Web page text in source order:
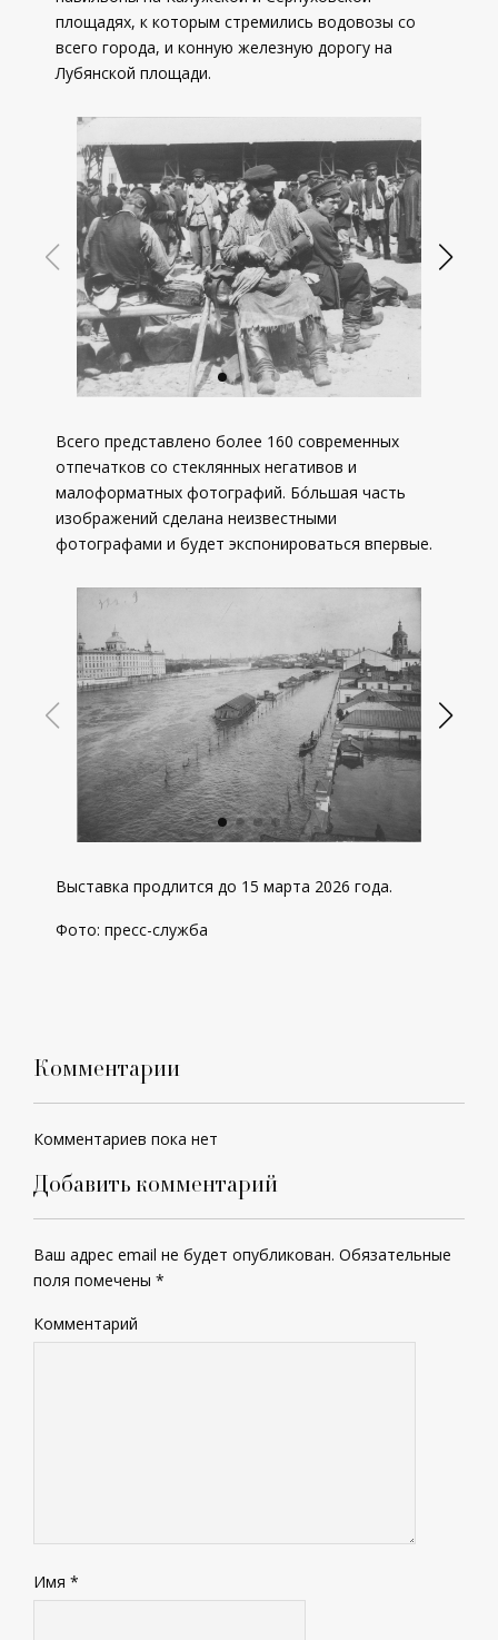
площадях, к которым стремились водовозы со
всего города, и конную железную дорогу на
Лубянской площади.
Всего представлено более 160 современных
отпечатков со стеклянных негативов и
малоформатных фотографий. Бóльшая часть
изображений сделана неизвестными
фотографами и будет экспонироваться впервые.
Выставка продлится до 15 марта 2026 года.
Фото: пресс-служба
Комментарии
Комментариев пока нет
Добавить комментарий
Ваш адрес email не будет опубликован. Обязательные
поля помечены *
Комментарий
Имя *